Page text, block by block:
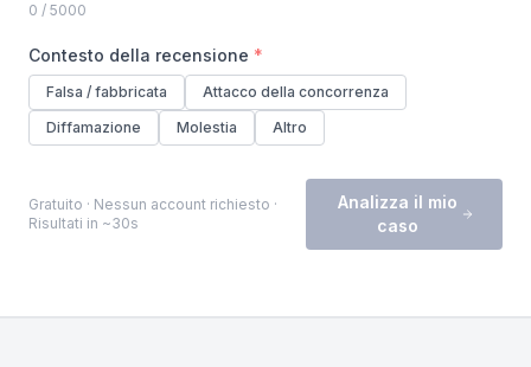
0 / 5000
Contesto della recensione *
Falsa / fabbricata
Attacco della concorrenza
Diffamazione
Molestia Altro
Gratuito · Nessun account richiesto ·
Risultati in ~30s
Analizza il mio
caso